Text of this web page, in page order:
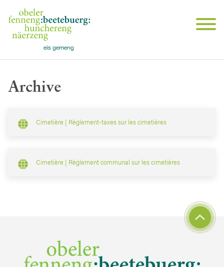
Archive
Cimetière | Règlement-taxes sur les cimetières
Cimetière | Règlement communal sur les cimetières